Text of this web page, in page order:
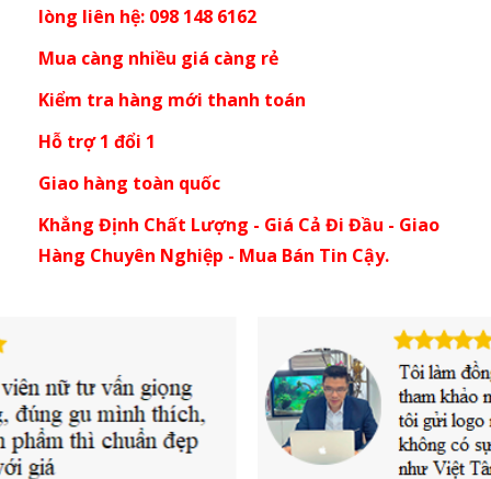
lòng liên hệ: 098 148 6162
Mua càng nhiều giá càng rẻ
Kiểm tra hàng mới thanh toán
Hỗ trợ 1 đổi 1
Giao hàng toàn quốc
Khẳng Định Chất Lượng - Giá Cả Đi Đầu - Giao
Hàng Chuyên Nghiệp - Mua Bán Tin Cậy.